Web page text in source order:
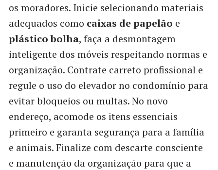
os moradores. Inicie selecionando materiais
adequados como caixas de papelão e
plástico bolha, faça a desmontagem
inteligente dos móveis respeitando normas e
organização. Contrate carreto profissional e
regule o uso do elevador no condomínio para
evitar bloqueios ou multas. No novo
endereço, acomode os itens essenciais
primeiro e garanta segurança para a família
e animais. Finalize com descarte consciente
e manutenção da organização para que a